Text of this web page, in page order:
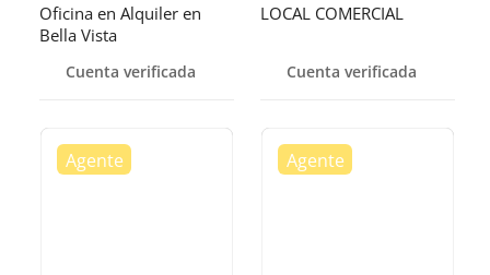
Oficina en Alquiler en
Bella Vista
Cuenta verificada
LOCAL COMERCIAL
Cuenta verificada